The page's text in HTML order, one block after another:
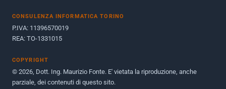
Giugno 2009
CONSULENZA INFORMATICA TORINO
P.IVA: 11396570019
REA: TO-1331015
COPYRIGHT
© 2026, Dott. Ing. Maurizio Fonte. E' vietata la riproduzione, anche
parziale, dei contenuti di questo sito.